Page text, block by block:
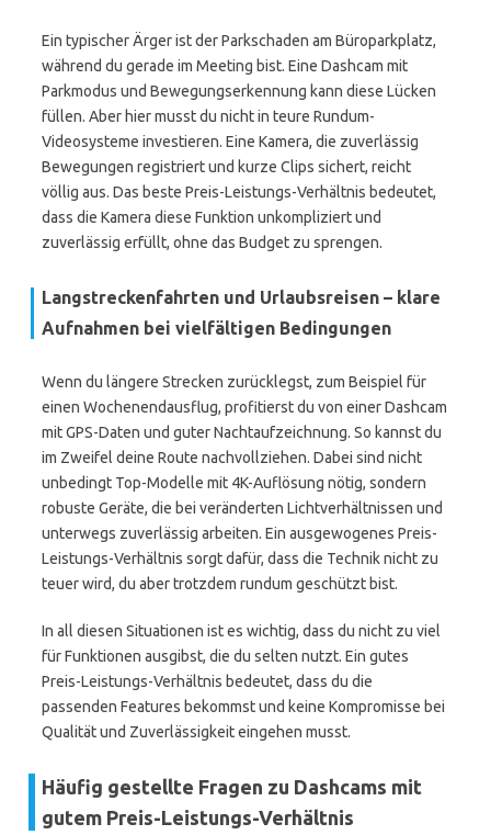
Ein typischer Ärger ist der Parkschaden am Büroparkplatz,
während du gerade im Meeting bist. Eine Dashcam mit
Parkmodus und Bewegungserkennung kann diese Lücken
füllen. Aber hier musst du nicht in teure Rundum-
Videosysteme investieren. Eine Kamera, die zuverlässig
Bewegungen registriert und kurze Clips sichert, reicht
völlig aus. Das beste Preis-Leistungs-Verhältnis bedeutet,
dass die Kamera diese Funktion unkompliziert und
zuverlässig erfüllt, ohne das Budget zu sprengen.
Langstreckenfahrten und Urlaubsreisen – klare
Aufnahmen bei vielfältigen Bedingungen
Wenn du längere Strecken zurücklegst, zum Beispiel für
einen Wochenendausflug, profitierst du von einer Dashcam
mit GPS-Daten und guter Nachtaufzeichnung. So kannst du
im Zweifel deine Route nachvollziehen. Dabei sind nicht
unbedingt Top-Modelle mit 4K-Auflösung nötig, sondern
robuste Geräte, die bei veränderten Lichtverhältnissen und
unterwegs zuverlässig arbeiten. Ein ausgewogenes Preis-
Leistungs-Verhältnis sorgt dafür, dass die Technik nicht zu
teuer wird, du aber trotzdem rundum geschützt bist.
In all diesen Situationen ist es wichtig, dass du nicht zu viel
für Funktionen ausgibst, die du selten nutzt. Ein gutes
Preis-Leistungs-Verhältnis bedeutet, dass du die
passenden Features bekommst und keine Kompromisse bei
Qualität und Zuverlässigkeit eingehen musst.
Häufig gestellte Fragen zu Dashcams mit
gutem Preis-Leistungs-Verhältnis